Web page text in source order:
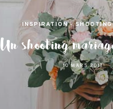
INSPIRATION - SHOOTING
Un shooting
10 MARS 2017